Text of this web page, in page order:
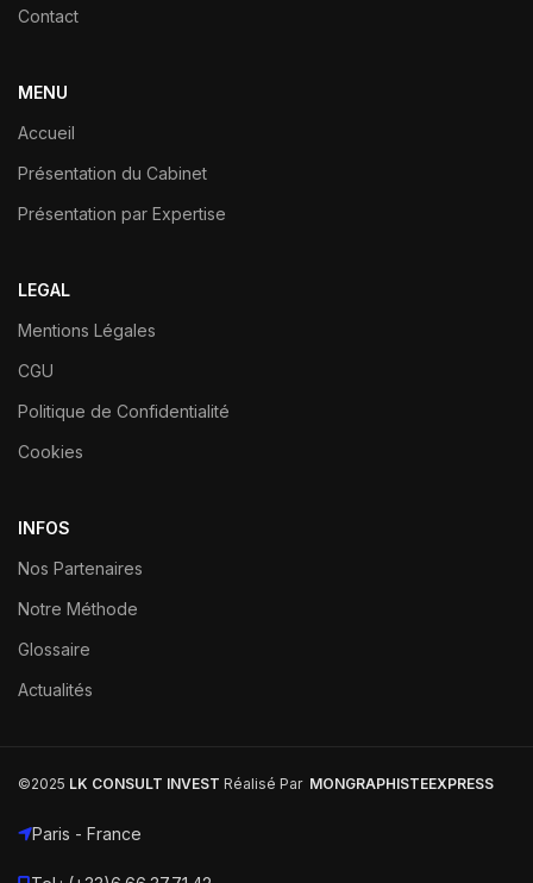
Contact
MENU
Accueil
Présentation du Cabinet
Présentation par Expertise
LEGAL
Mentions Légales
CGU
Politique de Confidentialité
Cookies
INFOS
Nos Partenaires
Notre Méthode
Glossaire
Actualités
©2025 LK CONSULT INVEST Réalisé Par MONGRAPHISTEEXPRESS
Paris - France